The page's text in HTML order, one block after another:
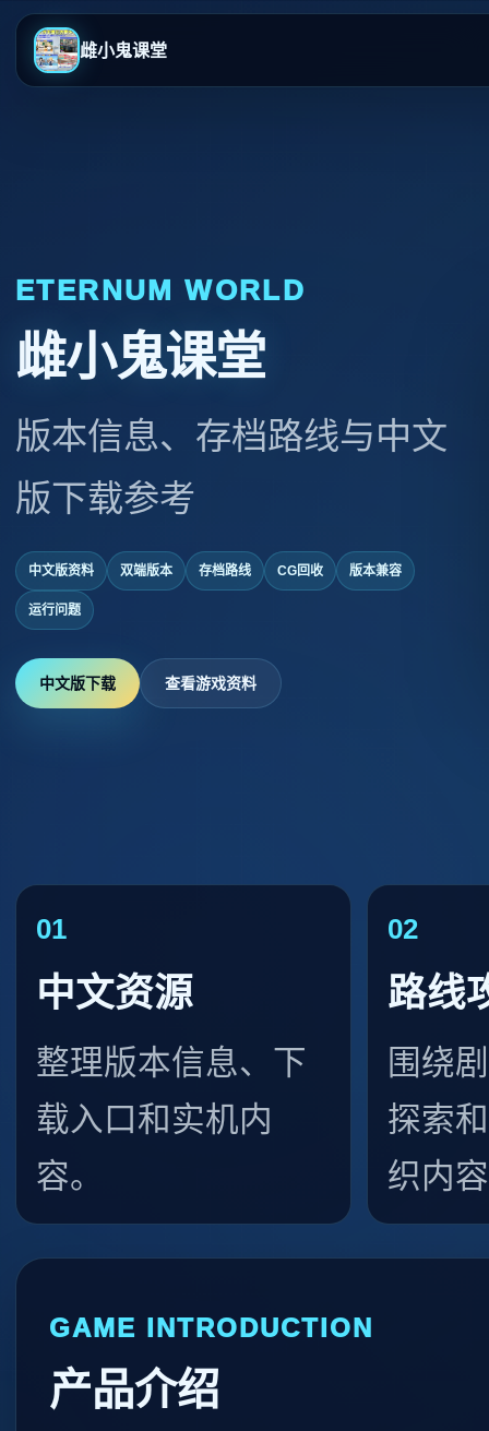
雌小鬼课堂
ETERNUM WORLD
雌小鬼课堂
版本信息、存档路线与中文
版下载参考
中文版资料 双端版本 存档路线 CG回收 版本兼容
运行问题
中文版下载 查看游戏资料
01
中文资源
整理版本信息、下
载入口和实机内
容。
02
路线
围绕
探索
织内
GAME INTRODUCTION
产品介绍